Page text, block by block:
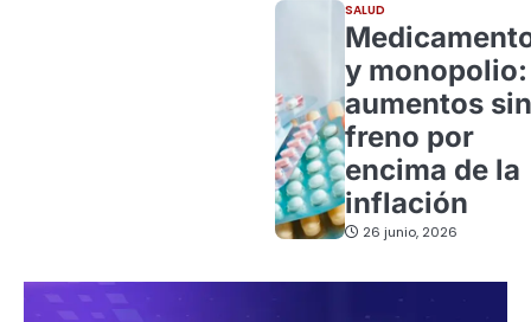
SALUD
y monopolio:
aumentos sin
freno por
encima de la
inflación
26 junio, 2026